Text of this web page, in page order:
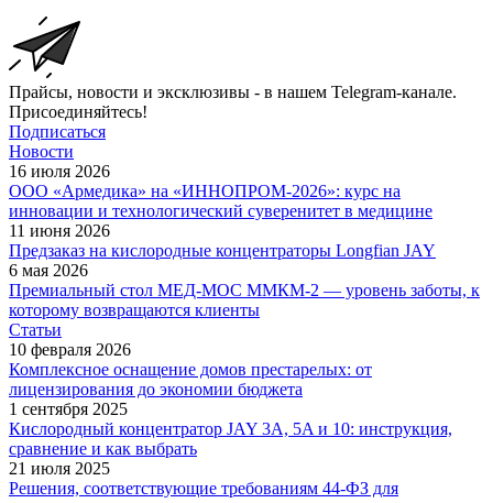
Прайсы, новости и эксклюзивы - в нашем Telegram-канале.
Присоединяйтесь!
Подписаться
Новости
16 июля 2026
ООО «Армедика» на «ИННОПРОМ-2026»: курс на
инновации и технологический суверенитет в медицине
11 июня 2026
Предзаказ на кислородные концентраторы Longfian JAY
6 мая 2026
Премиальный стол МЕД-МОС ММКМ-2 — уровень заботы, к
которому возвращаются клиенты
Статьи
10 февраля 2026
Комплексное оснащение домов престарелых: от
лицензирования до экономии бюджета
1 сентября 2025
Кислородный концентратор JAY 3A, 5A и 10: инструкция,
сравнение и как выбрать
21 июля 2025
Решения, соответствующие требованиям 44-ФЗ для